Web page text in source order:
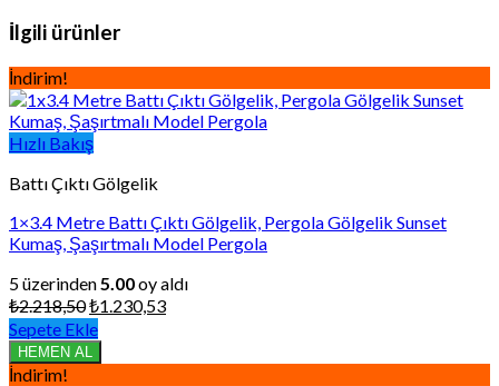
İlgili ürünler
İndirim!
Hızlı Bakış
Battı Çıktı Gölgelik
1×3.4 Metre Battı Çıktı Gölgelik, Pergola Gölgelik Sunset
Kumaş, Şaşırtmalı Model Pergola
5 üzerinden 5.00oy aldı
₺2.218,50Orijinal
fiyat:
₺2.218,50.
₺1.230,53Şu
₺1.230,53.
Sepete Ekle
HEMEN AL
İndirim!